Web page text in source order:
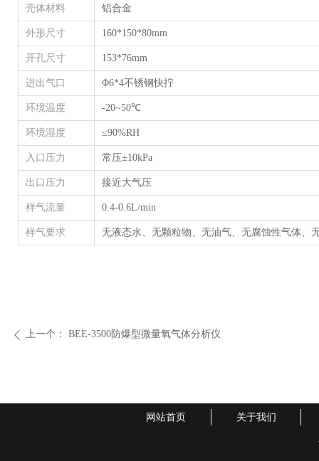
壳体材料 铝合金
外形尺寸 160*150*80mm
开孔尺寸 153*76mm
进出气口 Φ6*4不锈钢快拧
环境温度 -20~50℃
环境湿度 ≤90%RH
入口压力 常压±10kPa
出口压力 接近大气压
样气流量 0.4-0.6L/min
样气要求 无液态水、无颗粒物、无油气、无腐蚀性气体、
ꄴ 上一个： BEE-3500防爆型微量氧气体分析仪
网站首页 关于我们